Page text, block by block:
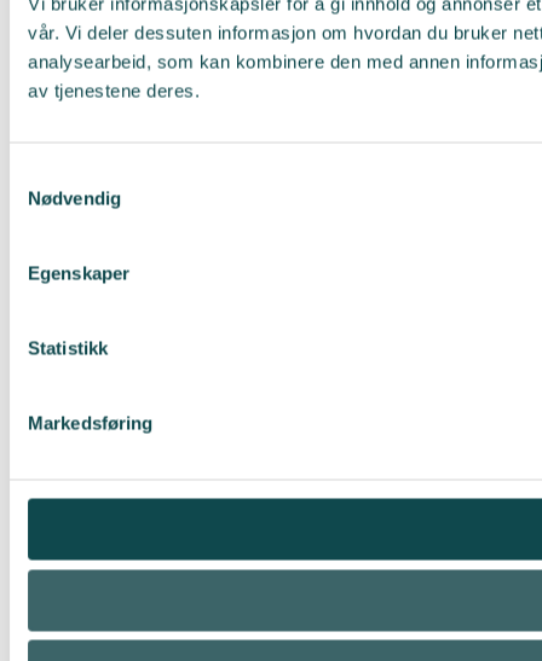
vår. Vi deler dessuten informasjon om hvordan du bruker
analysearbeid, som kan kombinere den med annen
av tjenestene deres.
Nødvendig
Egenskaper
Statistikk
Markedsføring